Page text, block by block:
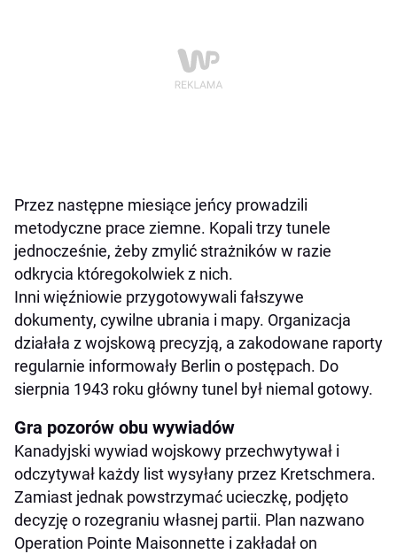
Przez następne miesiące jeńcy prowadzili
metodyczne prace ziemne. Kopali trzy tunele
jednocześnie, żeby zmylić strażników w razie
odkrycia któregokolwiek z nich.
Inni więźniowie przygotowywali fałszywe
dokumenty, cywilne ubrania i mapy. Organizacja
działała z wojskową precyzją, a zakodowane raporty
regularnie informowały Berlin o postępach. Do
sierpnia 1943 roku główny tunel był niemal gotowy.
Gra pozorów obu wywiadów
Kanadyjski wywiad wojskowy przechwytywał i
odczytywał każdy list wysyłany przez Kretschmera.
Zamiast jednak powstrzymać ucieczkę, podjęto
decyzję o rozegraniu własnej partii. Plan nazwano
Operation Pointe Maisonnette i zakładał on